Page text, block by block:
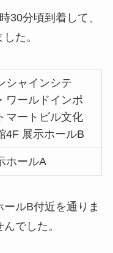
30分頃到着して、
た。
シャインシテ
ワールドインポ
マートビル文化
4F 展示ホールB
ホールA
ルB付近を通りま
でした。